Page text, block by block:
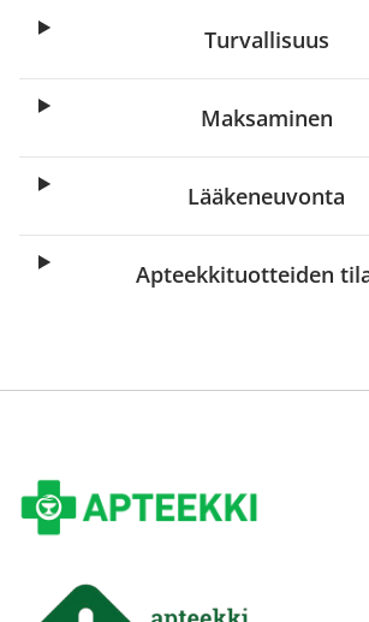
Turvallisuus
Maksaminen
Lääkeneuvonta
Apteekkituotteiden